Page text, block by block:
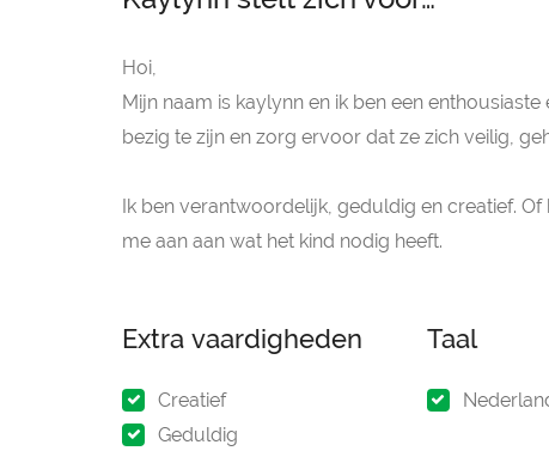
Hoi,
Mijn naam is kaylynn en ik ben een
bezig te zijn en zorg ervoor dat ze zich veilig,
Ik ben verantwoordelijk, geduldig en creatief.
me aan aan wat het kind nodig heeft.
Extra vaardigheden
Creatief
Geduldig
Taal